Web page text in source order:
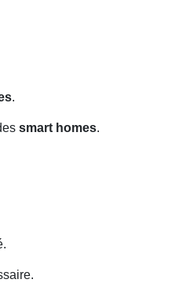
.
smart homes.